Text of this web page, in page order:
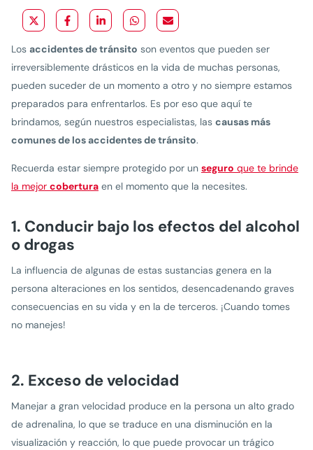
Los accidentes de tránsito son eventos que pueden ser
irreversiblemente drásticos en la vida de muchas personas,
pueden suceder de un momento a otro y no siempre estamos
preparados para enfrentarlos. Es por eso que aquí te
brindamos, según nuestros especialistas, las causas más
comunes de los accidentes de tránsito.
Recuerda estar siempre protegido por un seguro que te brinde
la mejor cobertura en el momento que la necesites.
1. Conducir bajo los efectos del alcohol
o drogas
La influencia de algunas de estas sustancias genera en la
persona alteraciones en los sentidos, desencadenando graves
consecuencias en su vida y en la de terceros. ¡Cuando tomes
no manejes!
2. Exceso de velocidad
Manejar a gran velocidad produce en la persona un alto grado
de adrenalina, lo que se traduce en una disminución en la
visualización y reacción, lo que puede provocar un trágico